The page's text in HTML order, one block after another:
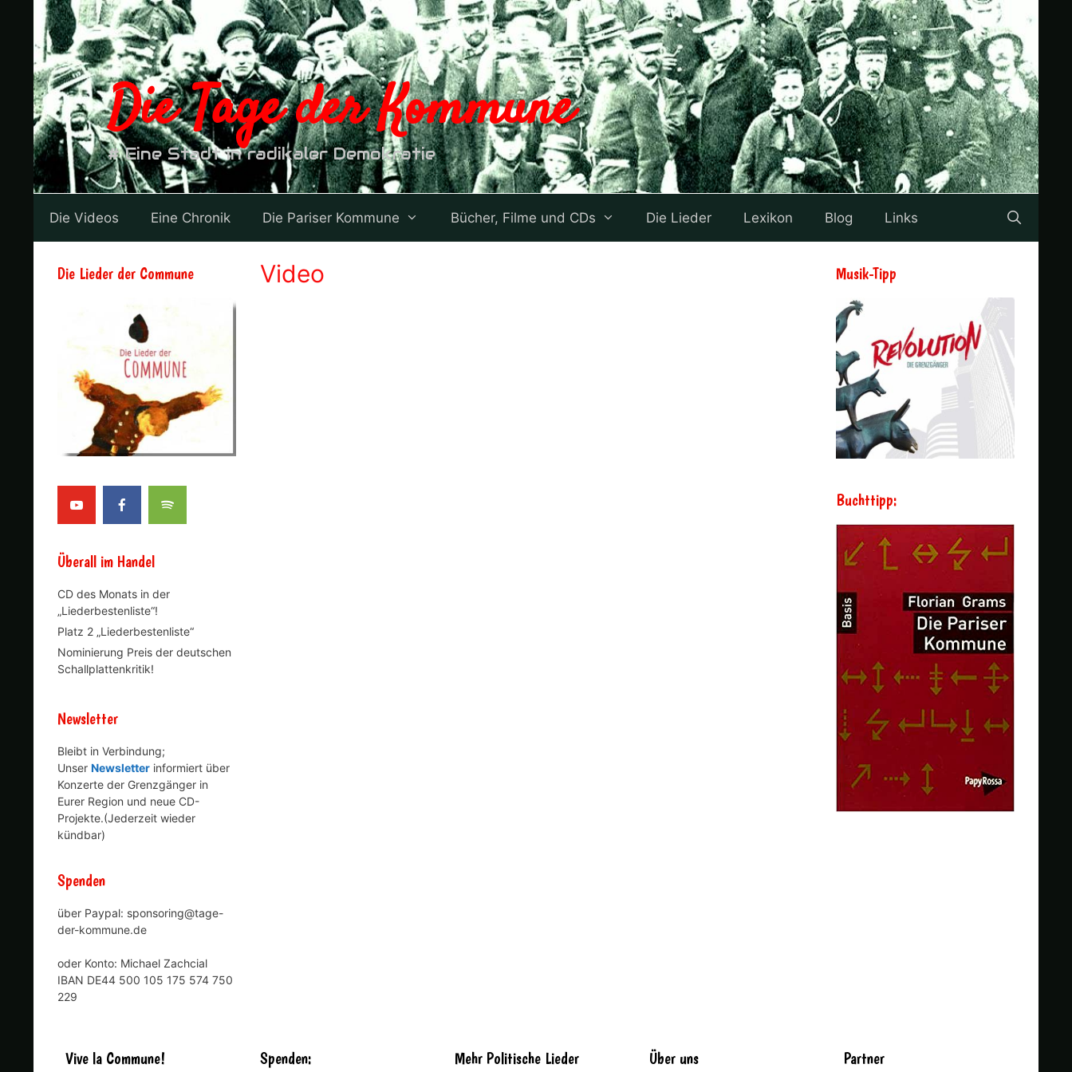
springen
Die Tage der Kommune
# Eine Stadt in radikaler Demokratie
Die Videos Eine Chronik Die Pariser Kommune Bücher, Filme und CDs Die Lieder Lexikon Blog Links
Video
Die Lieder der Commune
Überall im Handel
CD des Monats in der
„Liederbestenliste“!
Platz 2 „Liederbestenliste“
Nominierung Preis der deutschen
Schallplattenkritik!
Newsletter
Bleibt in Verbindung;
Unser Newsletter informiert über
Konzerte der Grenzgänger in
Eurer Region und neue CD-
Projekte.(Jederzeit wieder
kündbar)
Spenden
über Paypal: sponsoring@tage-
der-kommune.de
oder Konto: Michael Zachcial
IBAN DE44 500 105 175 574 750
229
Musik-Tipp
Buchttipp:
Vive la Commune! Spenden: Mehr Politische Lieder Über uns Partner